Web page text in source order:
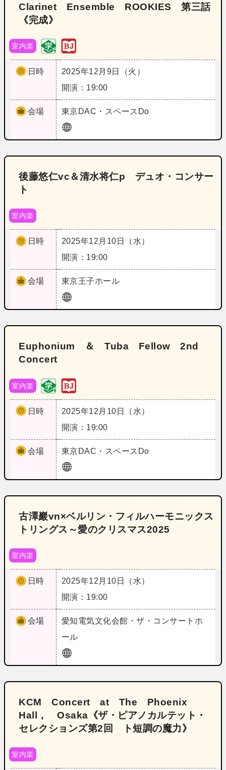
Clarinet Ensemble ROOKIES 第三話
《完成》
室内楽
日時
2025年12月9日（火）
開演：19:00
会場 東京DAC・スペースDo
後藤悠仁vc＆清水将仁p デュオ・コンサー
ト
室内楽
日時
2025年12月10日（水）
開演：19:00
会場 東京王子ホール
Euphonium ＆ Tuba Fellow 2nd
Concert
室内楽
日時
2025年12月10日（水）
開演：19:00
会場 東京DAC・スペースDo
古澤巖vn×ベルリン・フィルハーモニックス
トリングス～愛のクリスマス2025
室内楽
日時
2025年12月10日（水）
開演：19:00
会場 愛知電気文化会館・ザ・コンサートホ
ール
KCM Concert at The Phoenix
Hall， Osaka《ザ・ピアノカルテット・
セレクションズ第2回 ト短調の魔力》
室内楽